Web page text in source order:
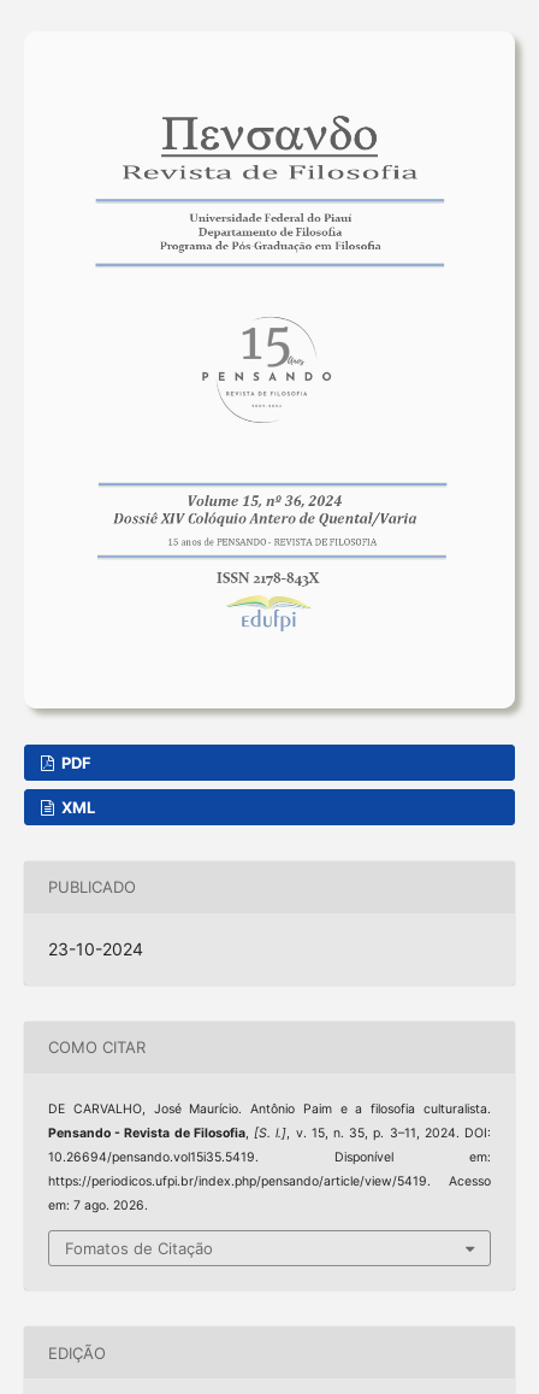
PDF
XML
PUBLICADO
23-10-2024
COMO CITAR
DE CARVALHO, José Maurício. Antônio Paim e a filosofia culturalista.
Pensando - Revista de Filosofia,[S. l.], v. 15, n. 35, p. 3–11, 2024. DOI:
10.26694/pensando.vol15i35.5419. Disponível em:
https://periodicos.ufpi.br/index.php/pensando/article/view/5419. Acesso
em: 7 ago. 2026.
Fomatos de Citação
EDIÇÃO